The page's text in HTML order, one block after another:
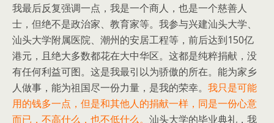
我最后反复强调一点，我是一个商人，也是一个慈善人
士，但绝不是政治家、教育家等。我参与兴建汕头大学、
汕头大学附属医院、潮州的安居工程等，前后达到150亿
港元，且绝大多数都花在大中华区。这都是纯粹捐献，没
有任何利益可图。这是我最引以为骄傲的所在。能为家乡
人做事，能为祖国尽一份力量，是我的荣幸。 我只是可能
用的钱多一点，但是和其他人的捐献一样，同是一份心意
而已，不高什么，也不低什么。 汕头大学的毕业典礼，我